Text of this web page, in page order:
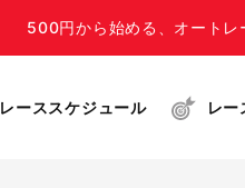
500円から始める、オートレ
レーススケジュール レー